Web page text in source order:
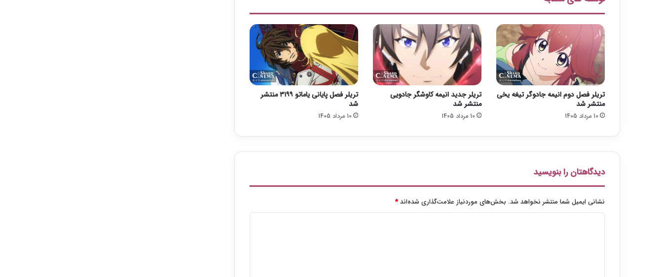
l
و
ج
ر
ق
ه
ع
ش
ق
ک
ی
م
ه
ن
ر
د
و
ب
ه
ک
ی
ن
ع
ش
ق
تریلر فصل دوم انیمه جادوگر تیغه یخی
منتشر شد
10 مرداد 1405
تریلر جدید انیمه کاوشگر جادویی
منتشر شد
10 مرداد 1405
تریلر فصل پایانی یاماتو ۳۱۹۹ منتشر
شد
10 مرداد 1405
دیدگاهتان را بنویسید
نشانی ایمیل شما منتشر نخواهد شد. بخش‌های موردنیاز علامت‌گذاری شده‌اند*